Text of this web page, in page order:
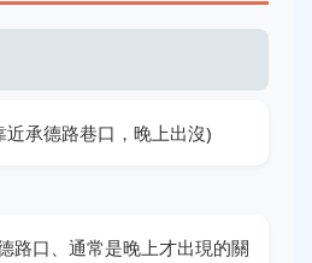
承德路巷口，晚上出沒)
路口、通常是晚上才出現的關